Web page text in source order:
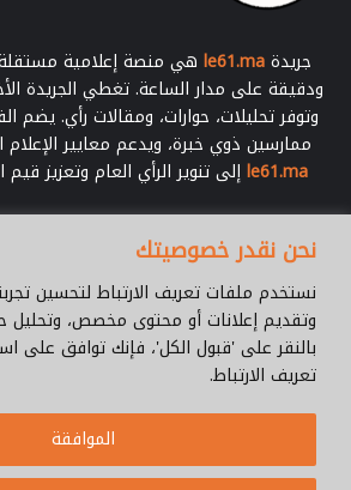
نحن نقدر خصوصيتك
نستخدم ملفات تعريف الارتباط لتحسين
وتقديم إعلانات أو محتوى مخصص، وتحليل
بالنقر على 'قبول الكل'، فإنك توافق على
تعريف الارتباط.
الموافقة
جريدةle61.ma هي منصة إعلامية مستقلة
ودقيقة على مدار الساعة. تغطي الجريدة
وتوفر تحليلات، حوارات، ومقالات رأي. يضم
ممارسين ذوي خبرة، ويدعم معايير الإعلام
le61.maإلى تنوير الرأي العام وتعزيز قيم
أدخل
بريدك
الإلكتروني
© جميع الحقوق محفوظة 2026 |
فريق العمل للإتصال